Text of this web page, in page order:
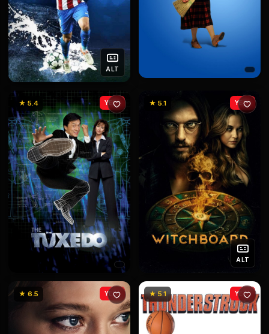
ALT
★ 5.4 YENİ ★ 5.1
ALT
YENİ
★ 6.5 YENİ ★ 5.1 YENİ